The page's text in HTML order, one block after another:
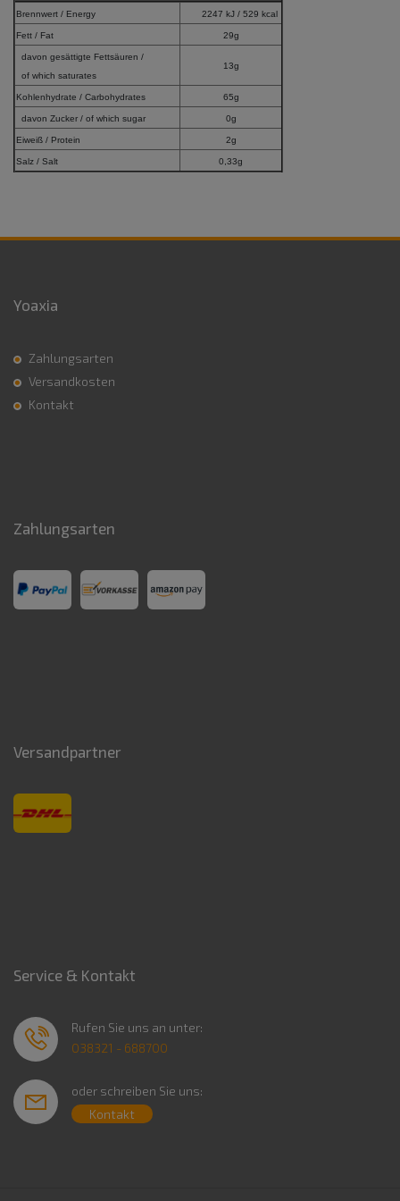
Brennwert / Energy 2247 kJ / 529 kcal
Fett / Fat 29g
davon gesättigte Fettsäuren /
of which saturates
13g
Kohlenhydrate / Carbohydrates 65g
davon Zucker / of which sugar 0g
Eiweiß / Protein 2g
Salz / Salt 0,33g
Yoaxia
Zahlungsarten
Versandkosten
Kontakt
Zahlungsarten
Versandpartner
Service & Kontakt
Rufen Sie uns an unter:
038321 - 688700
oder schreiben Sie uns:
Kontakt